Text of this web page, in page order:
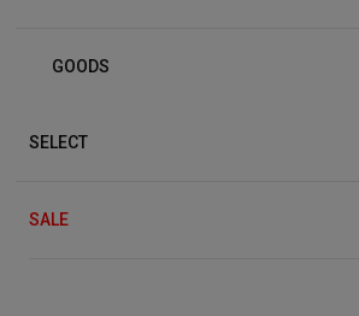
GOODS
SELECT
SALE